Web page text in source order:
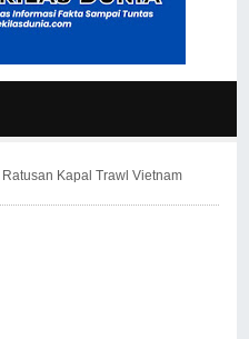
Kapal Trawl Vietnam